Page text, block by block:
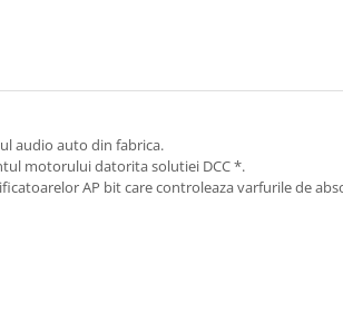
audio auto din fabrica.
motorului datorita solutiei DCC *.
AP bit care controleaza varfurile de